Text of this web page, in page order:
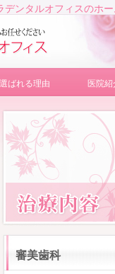
ンタルオフィスのホ
選ばれる理由 医院紹
審美歯科